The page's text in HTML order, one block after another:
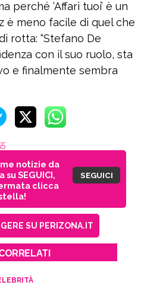
perché ‘Affari tuoi’ è un
è meno facile di quel che
rotta: “Stefano De
con il suo ruolo, sta
e finalmente sembra
notizie da
SEGUICI,
clicca
SEGUICI
SU PERIZONA.IT